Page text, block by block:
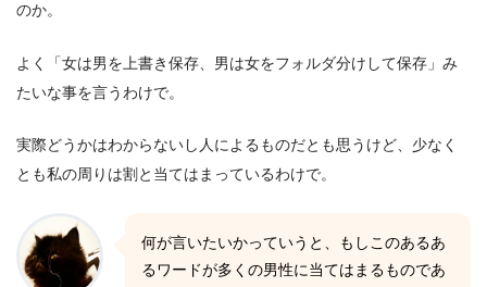
のか。
よく「女は男を上書き保存、男は女をフォルダ分けして保存」み
たいな事を言うわけで。
実際どうかはわからないし人によるものだとも思うけど、少なく
とも私の周りは割と当てはまっているわけで。
何が言いたいかっていうと、もしこのあるあ
るワードが多くの男性に当てはまるものであ